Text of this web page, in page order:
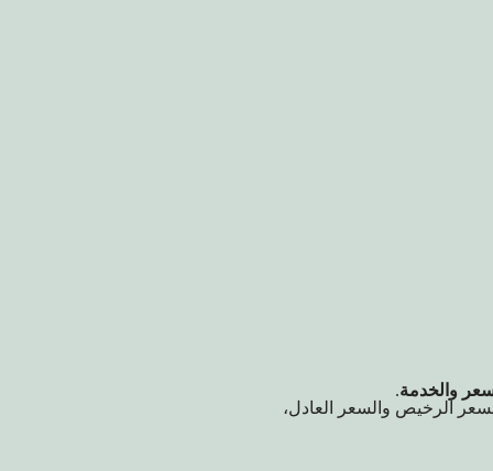
والخدمة.
الرخيص والسعر العادل،